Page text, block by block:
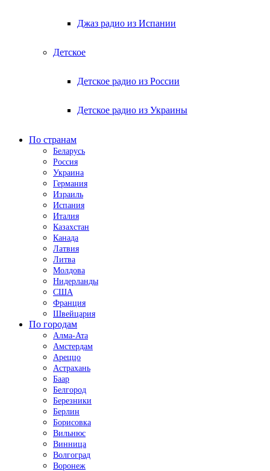
Джаз радио из Испании
Детское
Детское радио из России
Детское радио из Украины
По странам
Беларусь
Россия
Украина
Германия
Израиль
Испания
Италия
Казахстан
Канада
Латвия
Литва
Молдова
Нидерланды
США
Франция
Швейцария
По городам
Алма-Ата
Амстердам
Ареццо
Астрахань
Баар
Белгород
Березники
Берлин
Борисовка
Вильнюс
Винница
Волгоград
Воронеж